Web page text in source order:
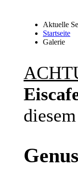
Aktuelle
Startseite
Galerie